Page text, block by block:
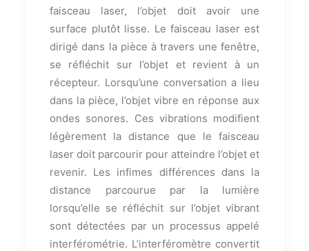
faisceau laser, l’objet doit avoir une
surface plutôt lisse. Le faisceau laser est
dirigé dans la pièce à travers une fenêtre,
se réfléchit sur l’objet et revient à un
récepteur. Lorsqu’une conversation a lieu
dans la pièce, l’objet vibre en réponse aux
ondes sonores. Ces vibrations modifient
légèrement la distance que le faisceau
laser doit parcourir pour atteindre l’objet et
revenir. Les infimes différences dans la
distance parcourue par la lumière
lorsqu’elle se réfléchit sur l’objet vibrant
sont détectées par un processus appelé
interférométrie. L’interféromètre convertit